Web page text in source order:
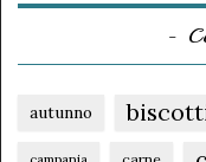
autunno